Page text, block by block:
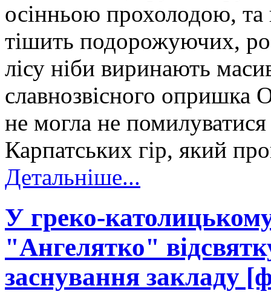
осінньою прохолодою, та
тішить подорожуючих,
лісу ніби виринають
славнозвісного опришка
не могла не
Карпатських гір, який
Детальніше...
У греко-
"Ангелятко"
заснування закладу